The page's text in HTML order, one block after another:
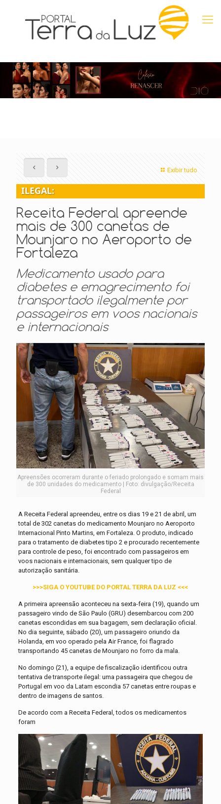
Exibir tudo
ILEGAL:
Receita Federal apreende
mais de 300 canetas de
Mounjaro no Aeroporto de
Fortaleza
Medicamento usado para
diabetes e emagrecimento foi
transportado ilegalmente por
passageiros em voos nacionais
e internacionais
Apreensões ocorreram durante o feriado prolongado e somam mais
de 300 unidades do medicamento | Foto: divulgação/Receita
Federal
A Receita Federal apreendeu, entre os dias 19 e 21 de abril, um
total de 302 canetas do medicamento Mounjaro no Aeroporto
Internacional Pinto Martins, em Fortaleza. O produto, indicado
para o tratamento de diabetes tipo 2 e procurado recentemente
para controle de peso, foi encontrado com passageiros em
voos nacionais e internacionais, sem qualquer tipo de
autorização sanitária.
>>>SIGA O YOUTUBE DO PORTAL TERRA DA LUZ <<<
A primeira apreensão aconteceu na sexta-feira (19), quando um
passageiro vindo de São Paulo (GRU) desembarcou com 200
canetas escondidas em sua bagagem, sem declaração oficial.
No dia seguinte, sábado (20), um passageiro oriundo da
Holanda, em voo operado pela Air France, foi flagrado
transportando 45 canetas de Mounjaro no forro da mala.
No domingo (21), a equipe de fiscalização identificou outra
tentativa de transporte ilegal: uma passageira que chegou de
Portugal em voo da Latam escondia 57 canetas entre roupas e
dentro de imagens de santos.
De acordo com a Receita Federal, todos os medicamentos
foram